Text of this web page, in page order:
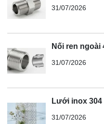
31/07/2026
Nối ren ngoài
31/07/2026
Lưới inox 304
31/07/2026